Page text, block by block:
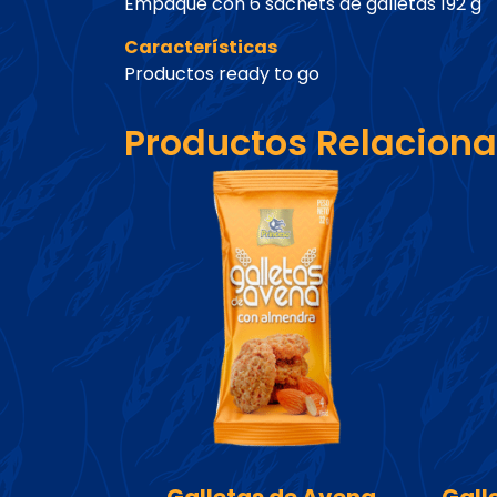
Características
Productos ready to go
Productos